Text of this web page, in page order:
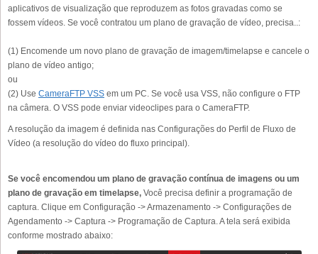
aplicativos de visualização que reproduzem as fotos gravadas como se
fossem vídeos. Se você contratou um plano de gravação de vídeo, precisa..:
(1) Encomende um novo plano de gravação de imagem/timelapse e cancele o
plano de vídeo antigo;
ou
(2) Use CameraFTP VSS em um PC. Se você usa VSS, não configure o FTP
na câmera. O VSS pode enviar videoclipes para o CameraFTP.
A resolução da imagem é definida nas Configurações do Perfil de Fluxo de
Vídeo (a resolução do vídeo do fluxo principal).
Se você encomendou um plano de gravação contínua de imagens ou um
plano de gravação em timelapse, Você precisa definir a programação de
captura. Clique em Configuração -> Armazenamento -> Configurações de
Agendamento -> Captura -> Programação de Captura. A tela será exibida
conforme mostrado abaixo: